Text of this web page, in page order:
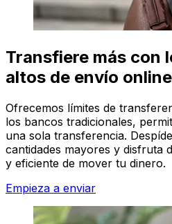
Transfiere más con
altos de envío
Ofrecemos límites de
los bancos tradicionales,
una sola transferencia.
cantidades mayores y disfruta
y eficiente de mover tu dinero.
Empieza a enviar